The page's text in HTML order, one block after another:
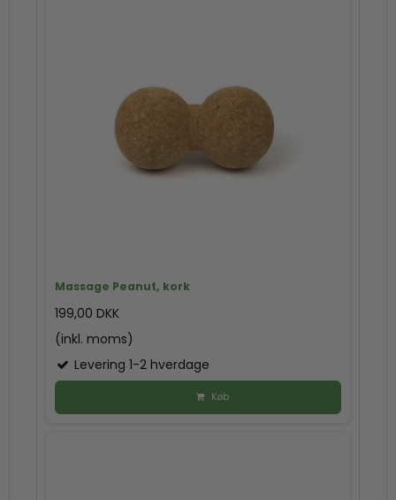
Massage Peanut, kork
199,00 DKK
(inkl. moms)
Levering 1-2 hverdage
Køb